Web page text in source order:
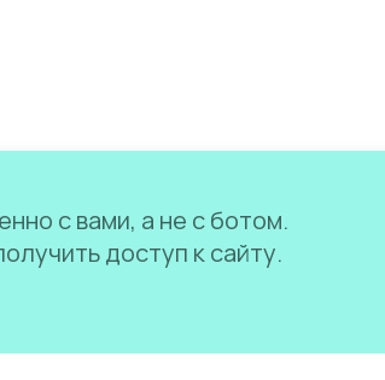
с вами, а не с ботом.
доступ к сайту.